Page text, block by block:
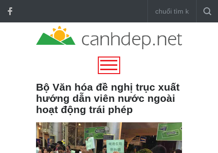
Bộ Văn hóa đề nghị trục xuất
hướng dẫn viên nước ngoài
hoạt động trái phép